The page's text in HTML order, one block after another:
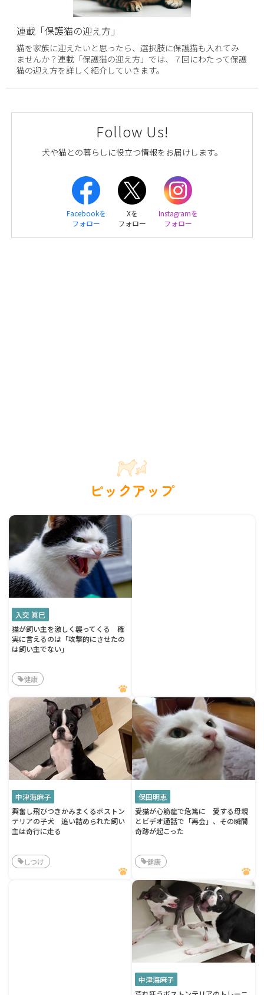
連載「保護猫の迎え方」
猫を家族に迎えたいと思ったら、選択肢に保護猫も入れてみ
ませんか？連載「保護猫の迎え方」では、７回にわたって保護
猫の迎え方を詳しく紹介していきます。
Follow Us!
犬や猫との暮らしに役立つ情報をお届けします。
Facebookを
フォロー
Xを
フォロー
Instagramを
フォロー
ピックアップ
入交 眞巳
猫が飼い主を激しく襲ってくる 確
実に言えるのは「攻撃的にさせたの
は飼い主でない」
健康
中津海麻子
興奮し飛びつきかみまくるボストン
テリアの子犬 追い詰められた飼い
主は奇行に走る
しつけ
保田明恵
愛猫が心筋症で危篤に 愛する母親
とビデオ通話で「再会」、その瞬間
奇跡が起こった
健康
中津海麻子